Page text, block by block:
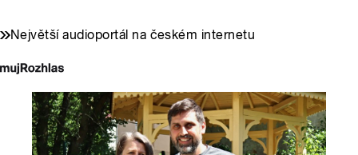
Největší audioportál na českém internetu